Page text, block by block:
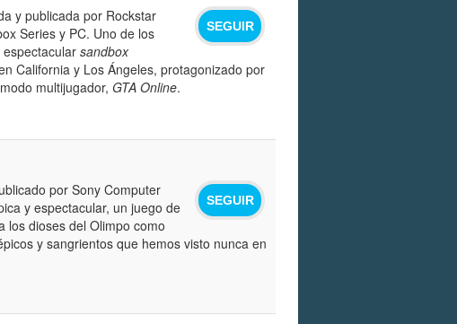
SEGUIR
y publicada por Rockstar
Series y PC. Uno de los
sandbox
California y Los Ángeles, protagonizado por
multijugador, GTA Online.
SEGUIR
por Sony Computer
y espectacular, un juego de
los dioses del Olimpo como
y sangrientos que hemos visto nunca en